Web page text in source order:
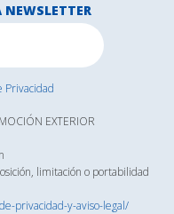
NEWSLETTER
Privacidad
EXTERIOR
limitación o portabilidad
privacidad-y-aviso-legal/